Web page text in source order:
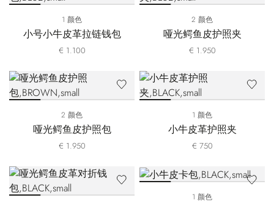
1 颜色
小号小牛皮革拉链钱包
€ 1.100
2 颜色
哑光鳄鱼皮护照夹
€ 1.950
2 颜色
哑光鳄鱼皮护照包
€ 1.950
1 颜色
小牛皮革护照夹
€ 750
1 颜色